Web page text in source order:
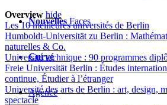
Nouvelles Faces
Curvé
Agence
Overview hide
Les 10 meilleures universités de Berlin
Humboldt-Universität zu Berlin :
naturelles & Co.
Université technique : 90 programmes
Freie Universität Berlin : Études
continue, Étudier à l’étranger
Université des arts de Berlin : art, design,
spectacle